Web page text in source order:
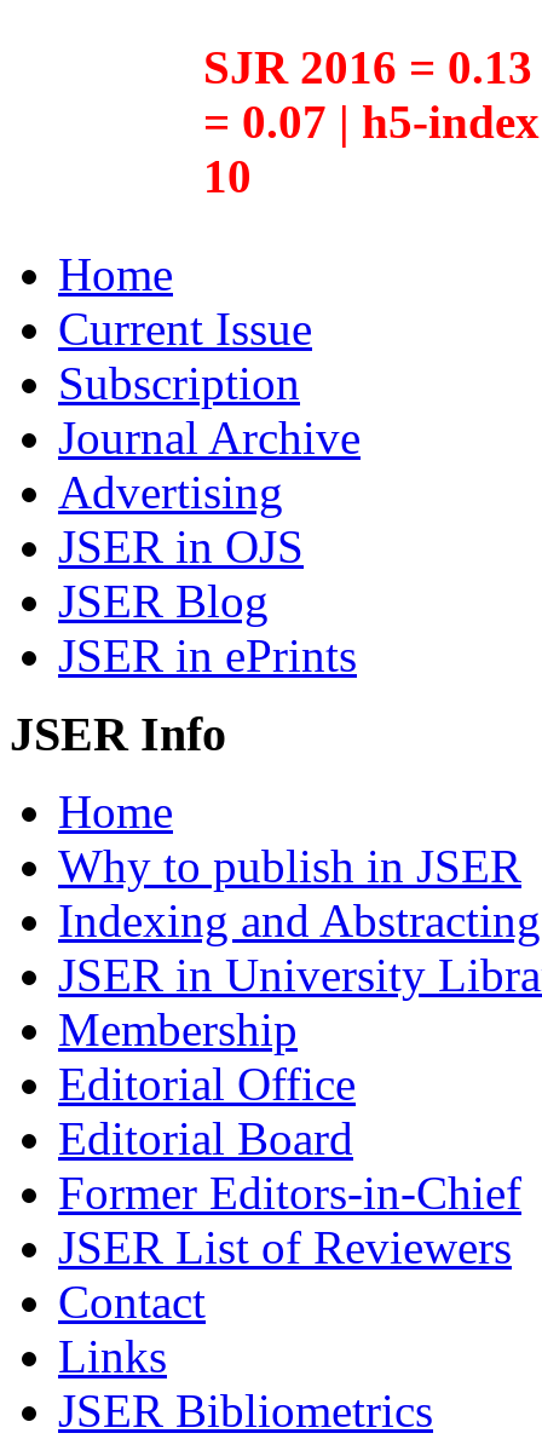
SJR 2016 =
= 0.07 | h5-
10
Home
Current Issue
Subscription
Journal Archive
Advertising
JSER in OJS
JSER Blog
JSER in ePrints
JSER Info
Home
Why to publish in JSER
Indexing and Abstracting
JSER in University
Membership
Editorial Office
Editorial Board
Former Editors-in-Chief
JSER List of Reviewers
Contact
Links
JSER Bibliometrics